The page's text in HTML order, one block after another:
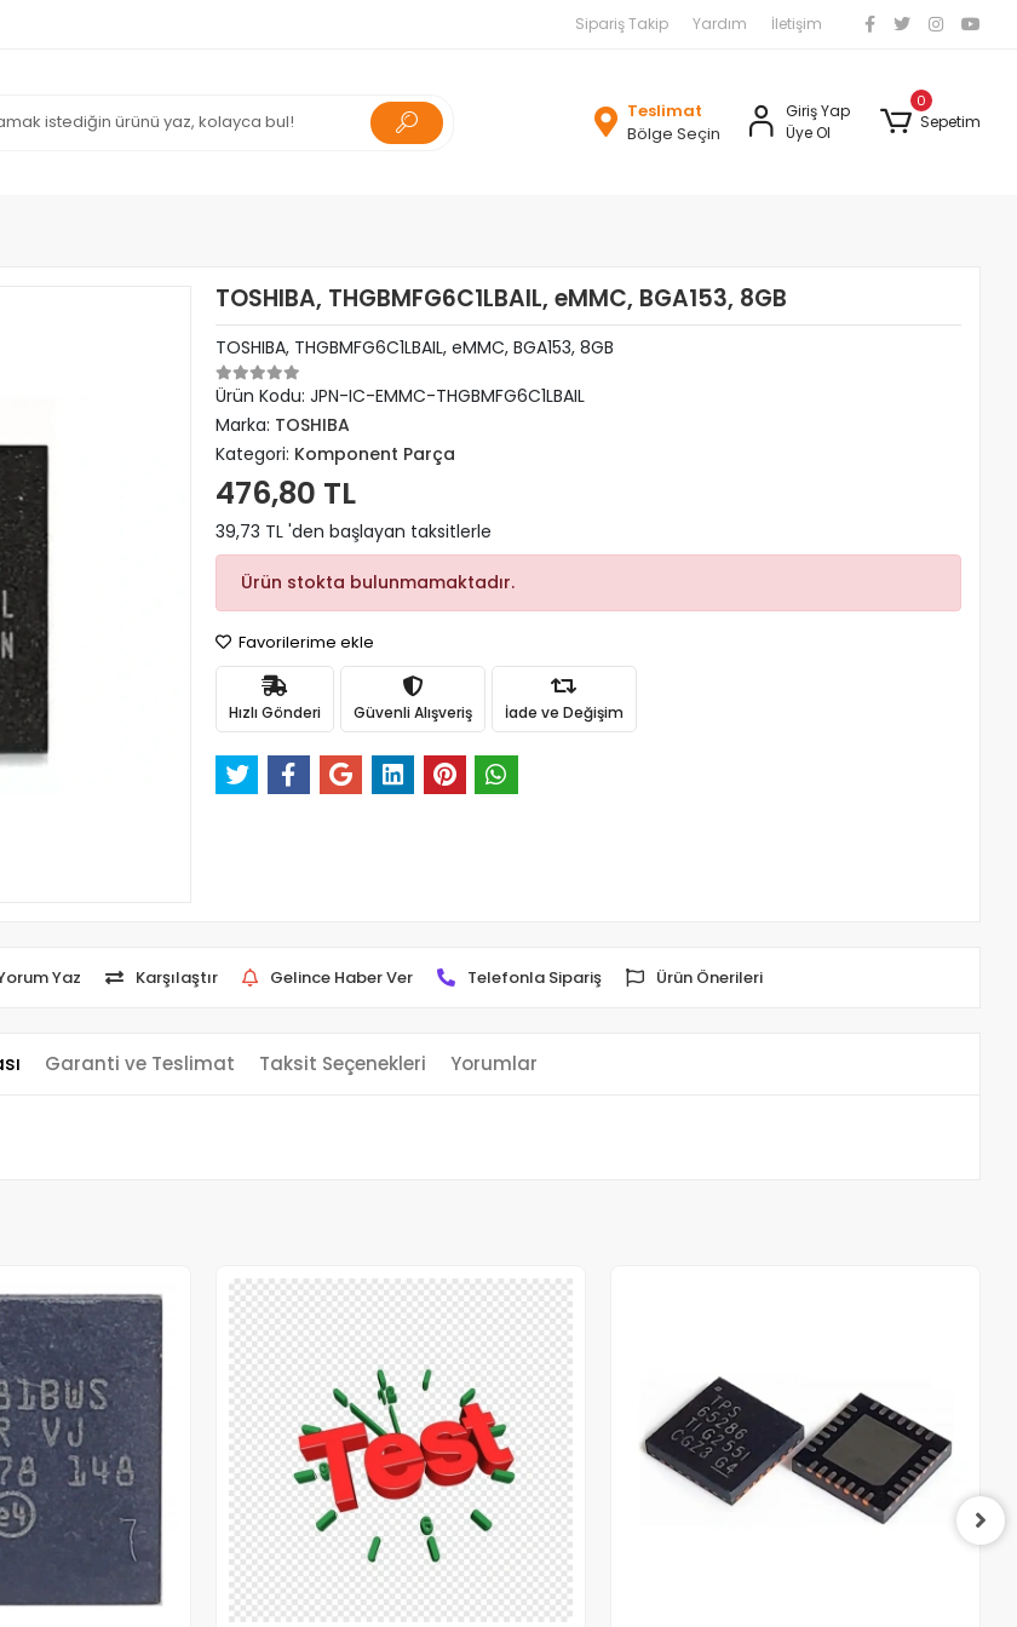
Sipariş Takip Yardım İletişim
Teslimat
Bölge Seçin
Giriş Yap
Üye Ol
0
Sepetim
TOSHIBA, THGBMFG6C1LBAIL, eMMC, BGA153, 8GB
TOSHIBA, THGBMFG6C1LBAIL, eMMC, BGA153, 8GB
Ürün Kodu: JPN-IC-EMMC-THGBMFG6C1LBAIL
Marka: TOSHIBA
Kategori: Komponent Parça
476,80 TL
39,73 TL 'den başlayan taksitlerle
Ürün stokta bulunmamaktadır.
Favorilerime ekle
Hızlı Gönderi Güvenli Alışveriş İade ve Değişim
Yaz Karşılaştır Gelince Haber Ver Telefonla Sipariş Ürün Önerileri
Garanti ve Teslimat Taksit Seçenekleri Yorumlar